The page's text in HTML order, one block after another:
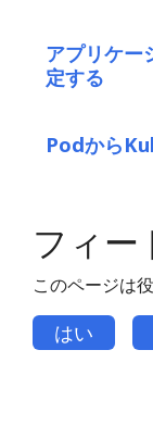
アプリケ
定する
Podから
フィー
このページは
はい